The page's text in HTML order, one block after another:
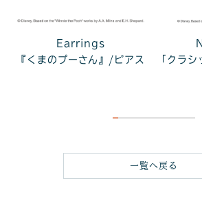
Earrings
『くまのプーさん』/ピアス
「クラ
一覧へ戻る